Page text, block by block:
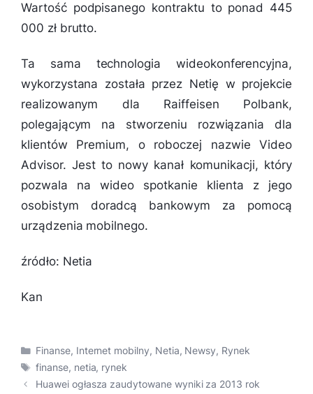
Wartość podpisanego kontraktu to ponad 445
000 zł brutto.
Ta sama technologia wideokonferencyjna,
wykorzystana została przez Netię w projekcie
realizowanym dla Raiffeisen Polbank,
polegającym na stworzeniu rozwiązania dla
klientów Premium, o roboczej nazwie Video
Advisor. Jest to nowy kanał komunikacji, który
pozwala na wideo spotkanie klienta z jego
osobistym doradcą bankowym za pomocą
urządzenia mobilnego.
źródło: Netia
Kan
Kategorie
Finanse, Internet mobilny, Netia, Newsy, Rynek
Tagi
finanse, netia, rynek
Huawei ogłasza zaudytowane wyniki za 2013 rok